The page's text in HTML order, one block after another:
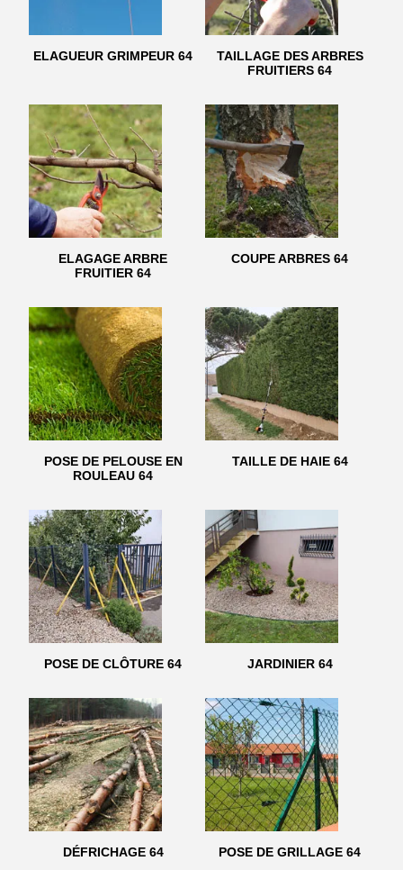
ELAGUEUR GRIMPEUR 64
TAILLAGE DES ARBRES
FRUITIERS 64
ELAGAGE ARBRE
FRUITIER 64
COUPE ARBRES 64
POSE DE PELOUSE EN
ROULEAU 64
TAILLE DE HAIE 64
POSE DE CLÔTURE 64 JARDINIER 64
DÉFRICHAGE 64 POSE DE GRILLAGE 64